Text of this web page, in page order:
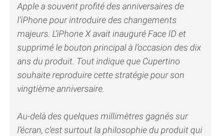
Apple a souvent profité des anniversaires de
l’iPhone pour introduire des changements
majeurs. L’iPhone X avait inauguré Face ID et
supprimé le bouton principal à l’occasion des dix
ans du produit. Tout indique que Cupertino
souhaite reproduire cette stratégie pour son
vingtième anniversaire.
Au-delà des quelques millimètres gagnés sur
l’écran, c’est surtout la philosophie du produit qui